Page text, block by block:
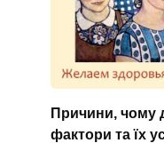
Причини, чому
фактори та їх